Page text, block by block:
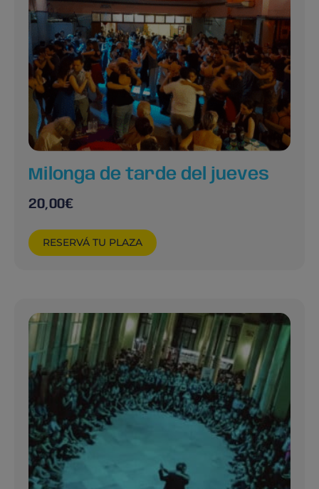
Milonga de tarde del jueves
20,00€
RESERVÁ TU PLAZA